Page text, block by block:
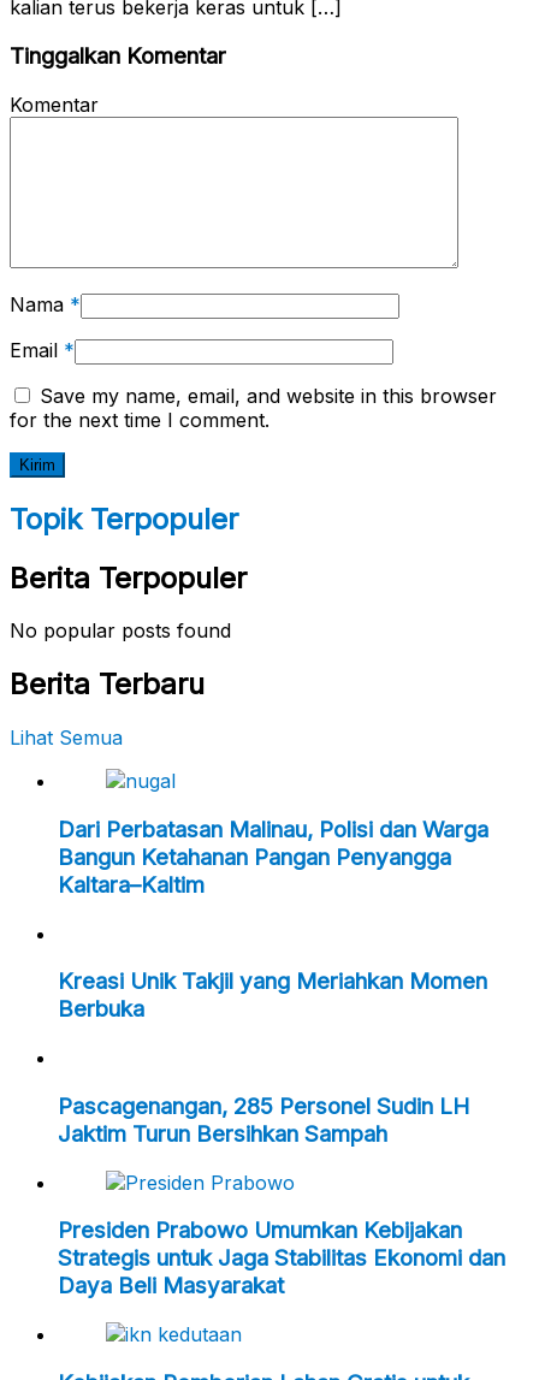
kalian terus bekerja keras untuk […]
Tinggalkan Komentar
Komentar
Nama *
Email *
Save my name, email, and website in this browser
for the next time I comment.
Topik Terpopuler
Berita Terpopuler
No popular posts found
Berita Terbaru
Lihat Semua
Dari Perbatasan Malinau, Polisi dan Warga
Bangun Ketahanan Pangan Penyangga
Kaltara–Kaltim
Kreasi Unik Takjil yang Meriahkan Momen
Berbuka
Pascagenangan, 285 Personel Sudin LH
Jaktim Turun Bersihkan Sampah
Presiden Prabowo Umumkan Kebijakan
Strategis untuk Jaga Stabilitas Ekonomi dan
Daya Beli Masyarakat